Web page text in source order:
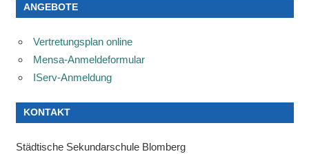
ANGEBOTE
Vertretungsplan online
Mensa-Anmeldeformular
IServ-Anmeldung
KONTAKT
Städtische Sekundarschule Blomberg